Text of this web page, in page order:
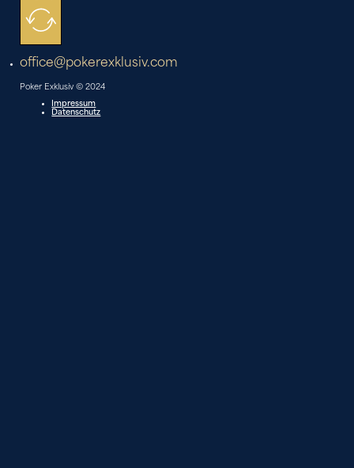
office@pokerexklusiv.com
Poker Exklusiv © 2024
Impressum
Datenschutz